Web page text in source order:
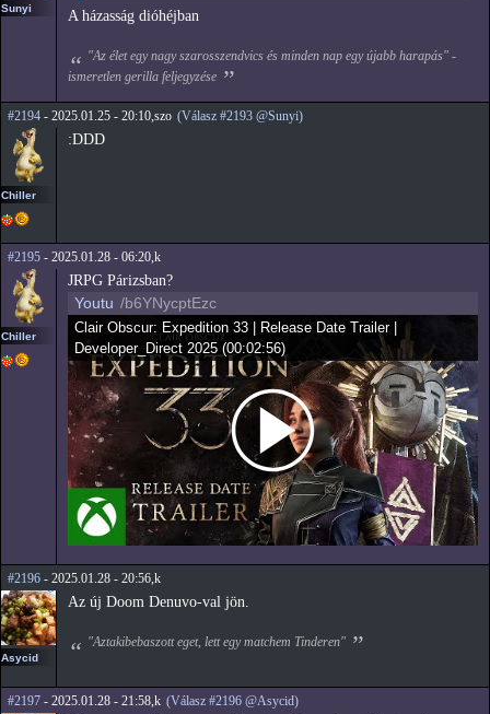
Sunyi A házasság dióhéjban
"Az élet egy nagy szarosszendvics és minden nap egy újabb harapás" -
ismeretlen gerilla feljegyzése
#2194 - 2025.01.25 - 20:10,szo (Válasz #2193 @Sunyi)
Chiller
:DDD
#2195 - 2025.01.28 - 06:20,k
Chiller
JRPG Párizsban?
Youtu /b6YNycptEzc
Clair Obscur: Expedition 33 | Release Date Trailer |
Developer_Direct 2025 (00:02:56)
#2196 - 2025.01.28 - 20:56,k
Asycid
Az új Doom Denuvo-val jön.
"Aztakibebaszott eget, lett egy matchem Tinderen"
#2197 - 2025.01.28 - 21:58,k (Válasz #2196 @Asycid)